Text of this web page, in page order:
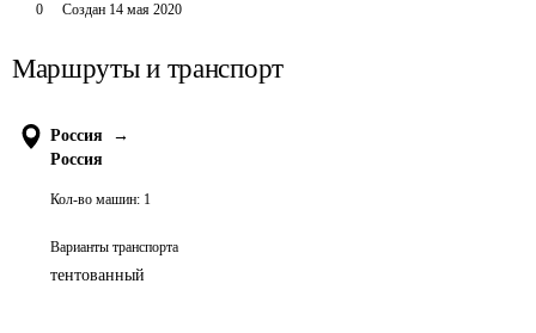
0 Создан 14 мая 2020
Маршруты и транспорт
Россия
→
Россия
Кол-во машин: 1
Варианты транспорта
тентованный